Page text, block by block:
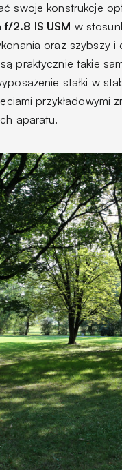
swoje konstrukcje
f/2.8 IS USM w
oraz szybszy i
praktycznie takie
stałki w
przykładowymi
aparatu.